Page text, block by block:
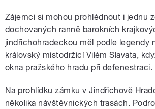
Zájemci si mohou prohlédnout i jednu
dochovaných ranně barokních
jindřichohradeckou měl podle legendy
královský místodržící Vilém Slavata,
okna pražského hradu při defenestraci.
Na prohlídku zámku v Jindřichově
několika návštěvnických trasách.